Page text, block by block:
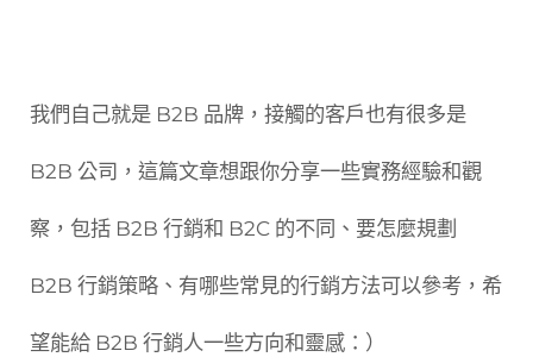
我們自己就是 B2B 品牌，接觸的客戶也有很多是
B2B 公司，這篇文章想跟你分享一些實務經驗和觀
察，包括 B2B 行銷和 B2C 的不同、要怎麼規劃
B2B 行銷策略、有哪些常見的行銷方法可以參考，希
望能給 B2B 行銷人一些方向和靈感：）